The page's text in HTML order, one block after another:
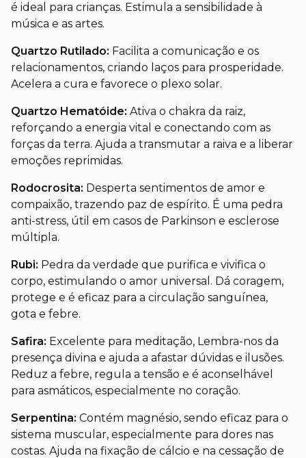
é ideal para crianças. Estimula a sensibilidade à
música e as artes.
Quartzo Rutilado: Facilita a comunicação e os
relacionamentos, criando laços para prosperidade.
Acelera a cura e favorece o plexo solar.
Quartzo Hematóide: Ativa o chakra da raiz,
reforçando a energia vital e conectando com as
forças da terra. Ajuda a transmutar a raiva e a liberar
emoções reprimidas.
Rodocrosita: Desperta sentimentos de amor e
compaixão, trazendo paz de espírito. É uma pedra
anti-stress, útil em casos de Parkinson e esclerose
múltipla.
Rubi: Pedra da verdade que purifica e vivifica o
corpo, estimulando o amor universal. Dá coragem,
protege e é eficaz para a circulação sanguínea,
gota e febre.
Safira: Excelente para meditação, Lembra-nos da
presença divina e ajuda a afastar dúvidas e ilusões.
Reduz a febre, regula a tensão e é aconselhável
para asmáticos, especialmente no coração.
Serpentina: Contém magnésio, sendo eficaz para o
sistema muscular, especialmente para dores nas
costas. Ajuda na fixação de cálcio e na cessação de